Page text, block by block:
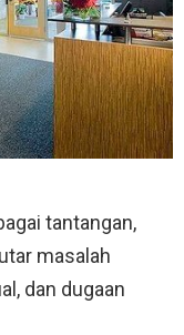
tantangan,
masalah
dan dugaan